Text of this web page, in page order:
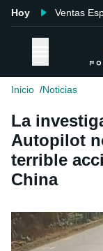
Hoy Ventas
Inicio Noticias
La
Autopilot
terrible
China